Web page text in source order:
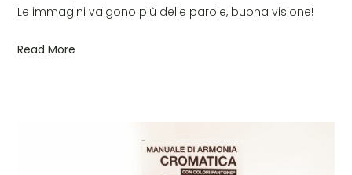
Le immagini valgono più delle parole, buona visione!
Read More